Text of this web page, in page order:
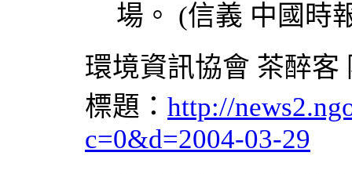
場。 (信義 中國時
環境資訊協會 茶醉客
標題： http://
c=0&d=2004-03-29